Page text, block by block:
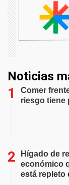
Noticias
Comer
riesgo tiene
Hígado de
económico
está repleto